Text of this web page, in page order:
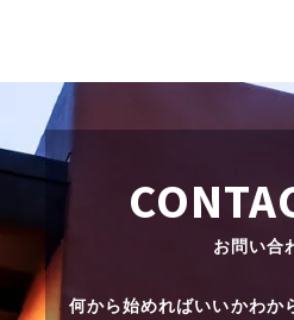
お問い合
何から始めればいいかわか